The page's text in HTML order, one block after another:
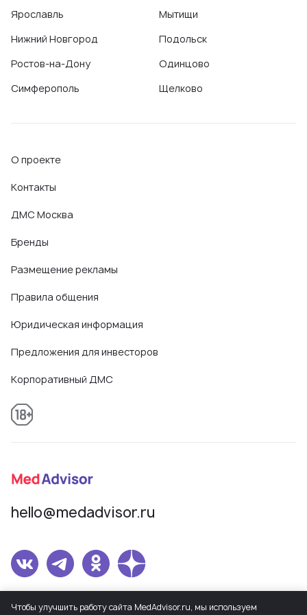
Ярославль
Нижний Новгород
Ростов-на-Дону
Симферополь
Мытищи
Подольск
Одинцово
Щелково
О проекте
Контакты
ДМС Москва
Бренды
Размещение рекламы
Правила общения
Юридическая информация
Предложения для инвесторов
Корпоративный ДМС
hello@medadvisor.ru
Чтобы улучшить работу сайта MedAdvisor.ru, мы используем